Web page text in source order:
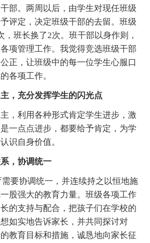
部。两周以后，由学生对现任班级
评定，决定班级干部的去留。班级
，班长换了2次。班干部以身作则，
项管理工作。我觉得竞选班级干部
正，让班级中的每一位学生心服口
各项工作。
，充分发挥学生的闪光点
，利用各种形式肯定学生进步，激
一点点进步，都要给予肯定，为学
识自身价值。
，协调统一
要协调统一，并连续持之以恒地施
股强大的教育力量。班级各项工作
的支持与配合，把孩子们在学校的
如实地告诉家长，并共同探讨对
教育目标和措施，诚恳地向家长征